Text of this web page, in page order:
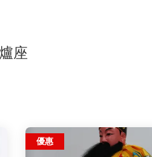
座
優惠